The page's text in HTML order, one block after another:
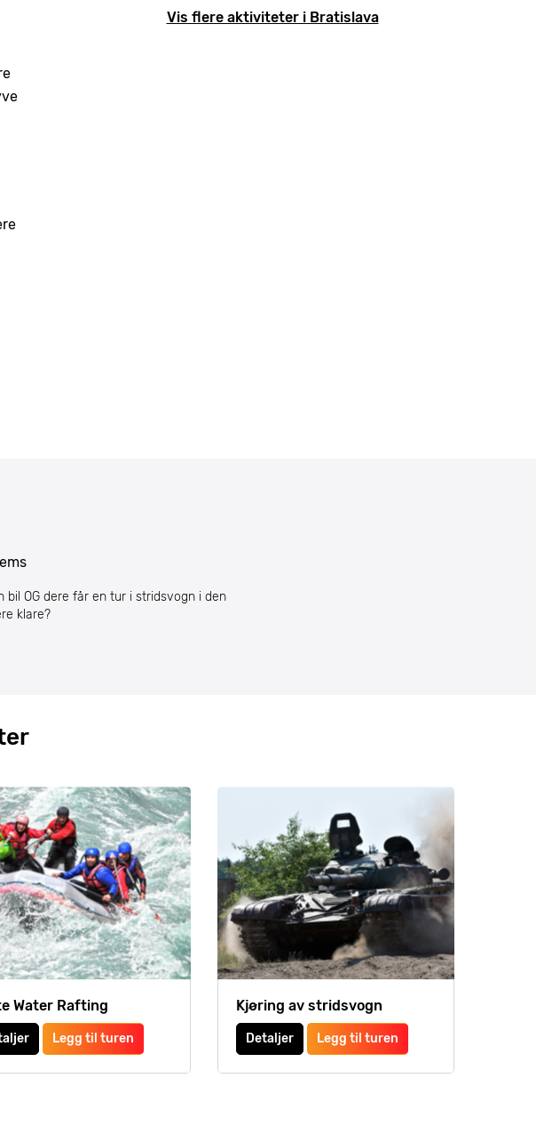
Vis flere aktiviteter i Bratislava
OG dere får en tur i stridsvogn i den
klare?
Water Rafting
Legg til turen
Kjøring av stridsvogn
Detaljer Legg til turen